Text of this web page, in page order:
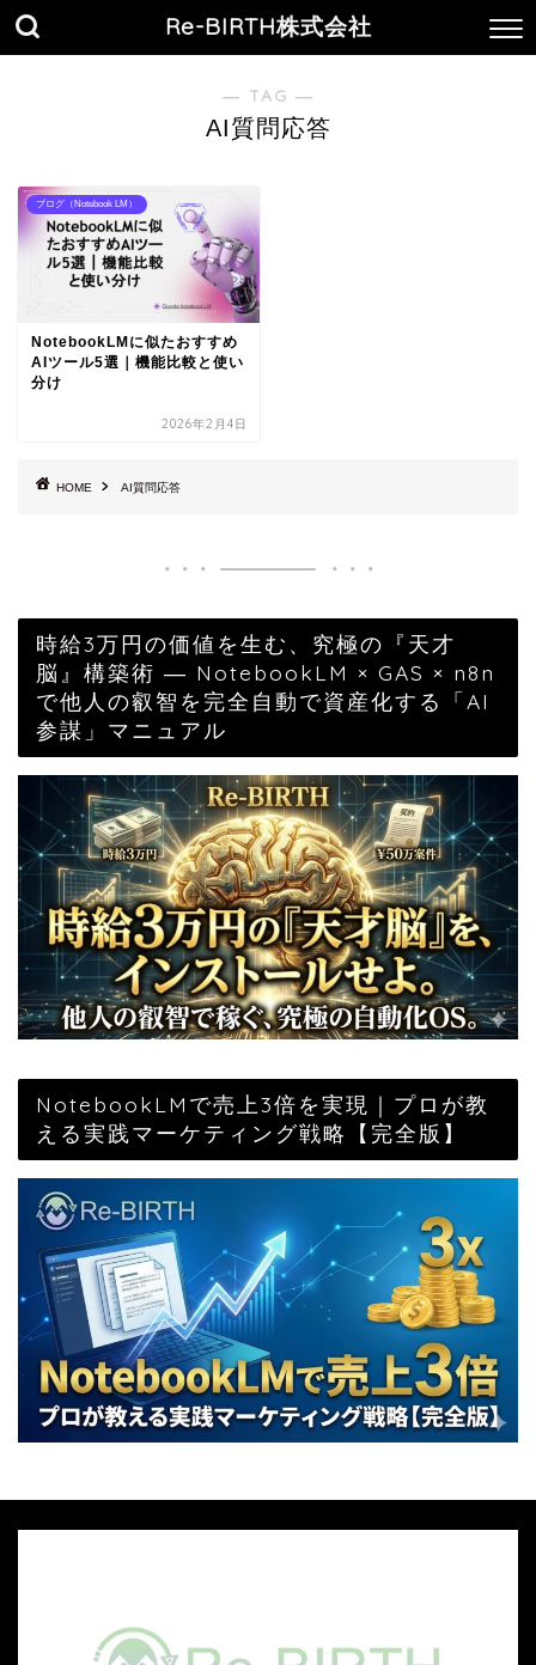
Re-BIRTH株式会社
― TAG ―
AI質問応答
ブログ（Notebook LM）
NotebookLMに似たおすすめ
AIツール5選｜機能比較と使い
分け
2026年2月4日
HOME AI質問応答
時給3万円の価値を生む、究極の『天才
脳』構築術 ― NotebookLM × GAS × n8n
で他人の叡智を完全自動で資産化する「AI
参謀」マニュアル
NotebookLMで売上3倍を実現｜プロが教
える実践マーケティング戦略【完全版】